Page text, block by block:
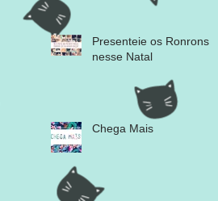
Presenteie os Ronrons
nesse Natal
Chega Mais